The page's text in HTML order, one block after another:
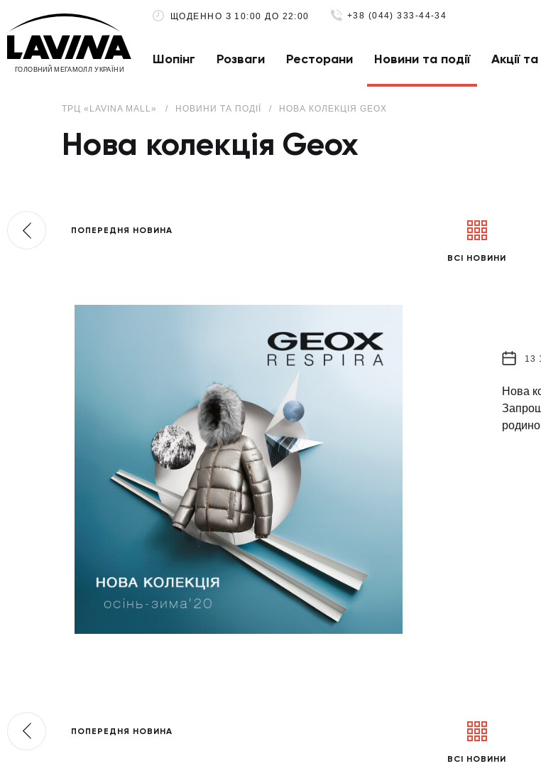
ГОЛОВНИЙ МЕГАМОЛЛ УКРАЇНИ
ЩОДЕННО З 10:00 ДО 22:00 +38 (044) 333-44-34
Шопінг Розваги Ресторани Новини та події Акції
ТРЦ «LAVINA MALL» НОВИНИ ТА ПОДІЇ НОВА КОЛЕКЦІЯ GEOX
Нова колекція Geox
ПОПЕРЕДНЯ НОВИНА
ВСІ НОВИНИ
13
Нова
ПОПЕРЕДНЯ НОВИНА
ВСІ НОВИНИ